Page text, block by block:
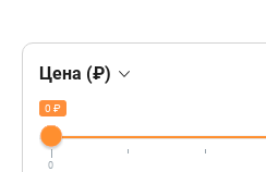
Цена (₽)
0 ₽
0